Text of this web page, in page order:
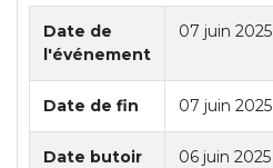
Date de
l'événement
07 juin 2025
Date de fin 07 juin 2025
Date butoir 06 juin 2025